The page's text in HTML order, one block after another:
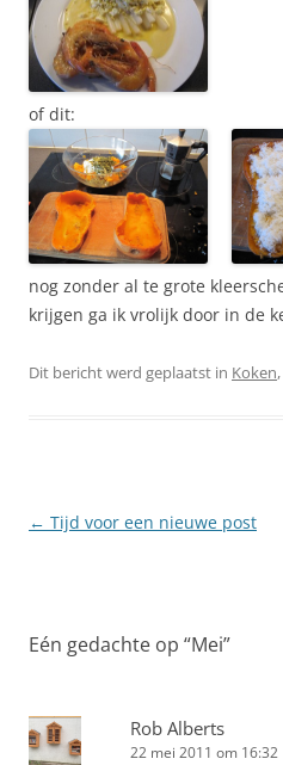
of dit:
nog zonder al te grote
krijgen ga ik vrolijk door in de
Dit bericht werd geplaatst in Koken,
Berichtnavigatie
← Tijd voor een nieuwe post
Eén gedachte op “Mei”
Rob Alberts
22 mei 2011 om 16:32